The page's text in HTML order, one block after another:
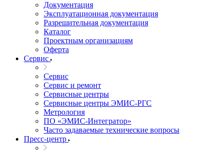
Документация
Эксплуатационная документация
Разрешительная документация
Каталог
Проектным организациям
Оферта
Сервис
Сервис
Сервис и ремонт
Сервисные центры
Сервисные центры ЭМИС-РГС
Метрология
ПО «ЭМИС-Интегратор»
Часто задаваемые технические вопросы
Пресс-центр